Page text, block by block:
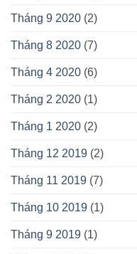
Tháng 9 2020 (2)
Tháng 8 2020 (7)
Tháng 4 2020 (6)
Tháng 2 2020 (1)
Tháng 1 2020 (2)
Tháng 12 2019 (2)
Tháng 11 2019 (7)
Tháng 10 2019 (1)
Tháng 9 2019 (1)